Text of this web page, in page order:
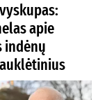
apie
indėnų